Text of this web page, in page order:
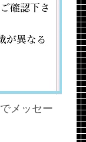
メッセー